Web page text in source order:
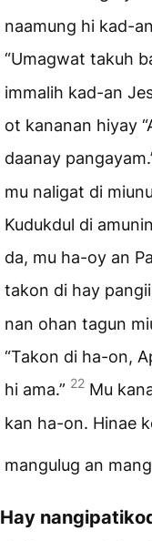
naamung hi kad-
“Umagwat takuh
immalih kad-an
ot kananan hiyay
daanay
mu naligat di
Kudukdul di
da, mu ha-oy an
takon di hay
nan ohan tagun
“Takon di ha-on,
hi ama.” 22 Mu
kan ha-on. Hinae
mangulug an
Hay